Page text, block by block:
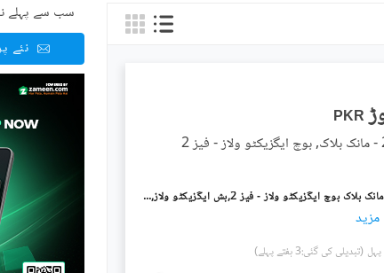
PKR
بخ ولاز فیز 2 - مانک بلاک بوچ ایگزیکٹو ولاز - فیز 2,بش ایگزیکٹو ولاز,ملتان میں 8 مرلہ رہائشی پلاٹ 1.45 کروڑ میں برائے فروخت۔
مزید
(تبدیلی کی گئی:3 ہفتے پہلے)
سب سے پہلے
نئے